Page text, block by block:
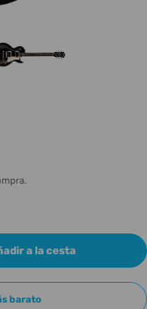
CR100BK
para Cort
a la cesta
barato